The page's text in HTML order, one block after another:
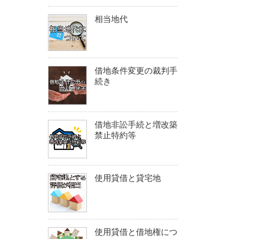
相当地代
借地条件変更の裁判手
続き
借地非訟手続と増改築
禁止特約等
使用貸借と貸宅地
使用貸借と借地権につ